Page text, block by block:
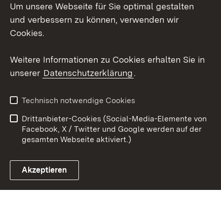
Facebook
Link zum Landesportal
Barrierefreiheit
Kontakt
Cookies
Um unsere Webseite für Sie optimal gestalten
und verbessern zu können, verwenden wir
Cookies.
Weitere Informationen zu Cookies erhalten Sie in
unserer Datenschutzerklärung.
Technisch notwendige Cookies
Drittanbieter-Cookies (Social-Media-Elemente von
Facebook, X / Twitter und Google werden auf der
gesamten Webseite aktiviert.)
Akzeptieren